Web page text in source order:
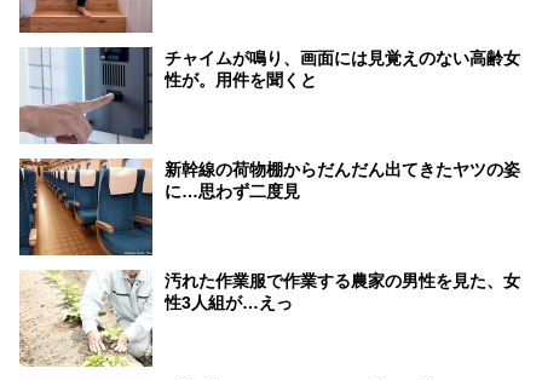
チャイムが鳴り、画面には見覚えのない高齢女
性が。用件を聞くと
新幹線の荷物棚からだんだん出てきたヤツの姿
に…思わず二度見
汚れた作業服で作業する農家の男性を見た、女
性3人組が…えっ